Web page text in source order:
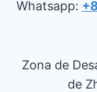
Whatsapp:
Zona de
de